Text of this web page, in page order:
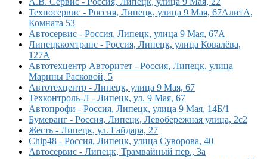
Техносервис - Россия, Липецк, улица 9 Мая, 67АлитА,
Комната 53
Автосервис - Россия, Липецк, улица 9 Мая, 67А
Липецккомтранс - Россия, Липецк, улица Ковалёва,
127А
Автотехцентр Авторитет - Россия, Липецк, улица
Марины Расковой, 5
Автотехцентр - Липецк, улица 9 Мая, 67
Техконтроль-Л - Липецк, ул. 9 Мая, 67
Автопрофи - Россия, Липецк, улица 9 Мая, 14Б/1
Бумеранг - Россия, Липецк, Левобережная улица, 2с2
Жесть - Липецк, ул. Гайдара, 27
Chip48 - Россия, Липецк, улица Суворова, 40
Автосервис - Липецк, Трамвайный пер., 3а